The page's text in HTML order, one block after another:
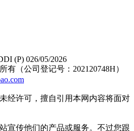
(P) 026/05/2026
有（公司登记号：202120748H）
经许可，擅自引用本网内容将面对
宣传他们的产品或服务。不过您跟